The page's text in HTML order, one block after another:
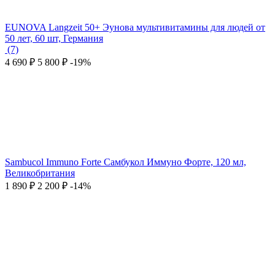
EUNOVA Langzeit 50+ Эунова мультивитамины для людей от
50 лет, 60 шт, Германия
(7)
4 690 ₽ 5 800 ₽ -19%
Sambucol Immuno Forte Самбукол Иммуно Форте, 120 мл,
Великобритания
1 890 ₽ 2 200 ₽ -14%